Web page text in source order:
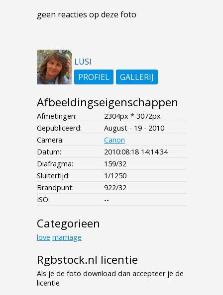
geen reacties op deze foto
LUSI
PROFIEL
GALLERIJ
Afbeeldingseigenschappen
Afmetingen:
2304px * 3072px
Gepubliceerd:
August - 19 - 2010
Camera:
Canon
Datum:
2010:08:18 14:14:34
Diafragma:
159/32
Sluitertijd:
1/1250
Brandpunt:
922/32
ISO:
--
Categorieen
love marriage
Rgbstock.nl licentie
Als je de foto download dan accepteer je de
licentie